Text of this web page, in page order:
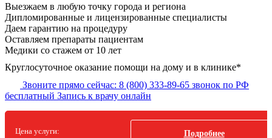
Выезжаем в любую точку города и региона
Дипломированные и лицензированные специалисты
Даем гарантию на процедуру
Оставляем препараты пациентам
Медики со стажем от 10 лет
Круглосуточное оказание помощи на дому и в клинике*
Звоните прямо сейчас: 8 (800) 333-89-65 звонок по РФ
бесплатный Запись к врачу онлайн
Цена услуги: Подробнее